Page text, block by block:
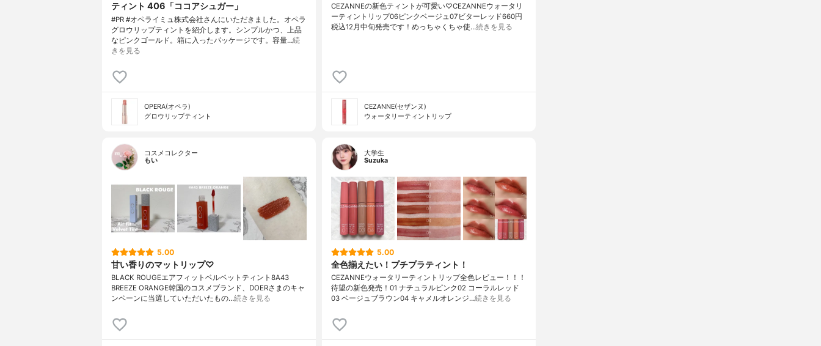
ティント 406「ココアシュガー」
#PR #オペライミュ株式会社さんにいただきました。オペラ
グロウリップティントを紹介します。シンプルかつ、上品
なピンクゴールド。箱に入ったパッケージです。容量…続
きを見る
OPERA(オペラ)
グロウリップティント
CEZANNEの新色ティントが可愛い♡CEZANNEウォータリ
ーティントリップ06ピンクベージュ07ビターレッド660円
税込12月中旬発売です！めっちゃくちゃ使…続きを見る
CEZANNE(セザンヌ)
ウォータリーティントリップ
コスメコレクター
もい
5.00
甘い香りのマットリップ♡
BLACK ROUGEエアフィットベルベットティント8A43
BREEZE ORANGE韓国のコスメブランド、DOERさまのキャ
ンペーンに当選していただいたもの…続きを見る
大学生
Suzuka
5.00
全色揃えたい！プチプラティント！
CEZANNEウォータリーティントリップ全色レビュー！！！
待望の新色発売！01 ナチュラルピンク02 コーラルレッド
03 ベージュブラウン04 キャメルオレンジ…続きを見る